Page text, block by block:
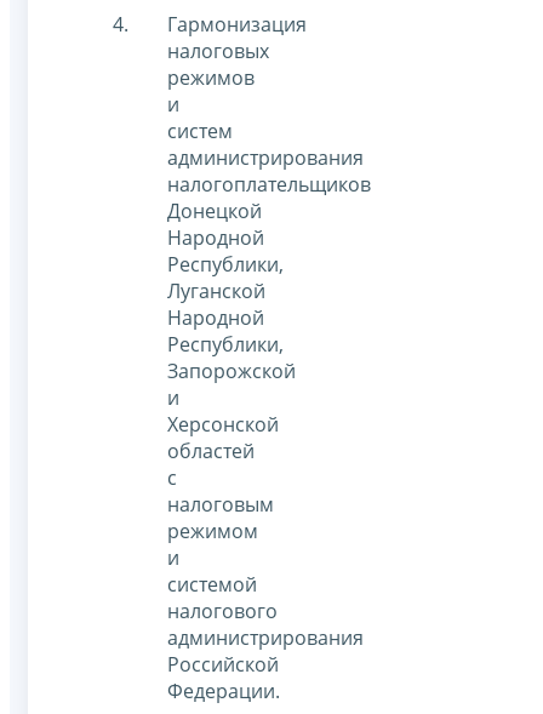
Гармонизация
налоговых
режимов
и
систем
администрирования
налогоплательщиков
Донецкой
Народной
Республики,
Луганской
Народной
Республики,
Запорожской
и
Херсонской
областей
с
налоговым
режимом
и
системой
налогового
администрирования
Российской
Федерации.